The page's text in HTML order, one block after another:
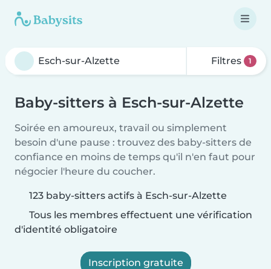
Filtres 1
Baby-sitters à Esch-sur-Alzette
Soirée en amoureux, travail ou simplement
besoin d'une pause : trouvez des baby-sitters de
confiance en moins de temps qu'il n'en faut pour
négocier l'heure du coucher.
123 baby-sitters actifs à Esch-sur-Alzette
Tous les membres effectuent une vérification
d'identité obligatoire
Inscription gratuite